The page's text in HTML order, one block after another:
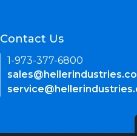
Contact Us
1-973-377-6800